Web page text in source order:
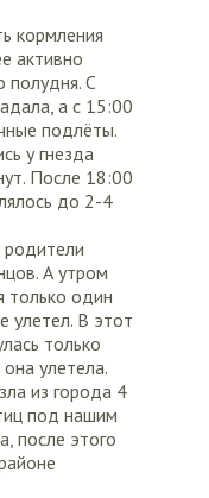
кормления
активно
полудня. С
а с 15:00
подлёты.
у гнезда
После 18:00
до 2-4
родители
А утром
только один
улетел. В этот
только
улетела.
из города 4
под нашим
после этого